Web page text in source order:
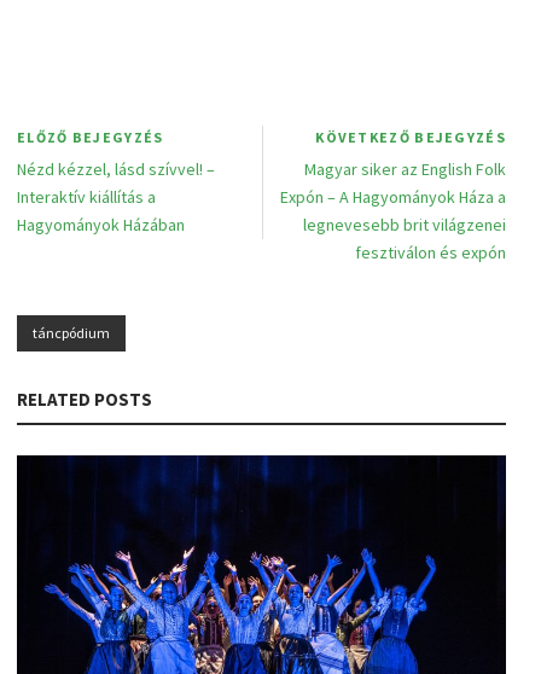
ELŐZŐ BEJEGYZÉS
Nézd kézzel, lásd szívvel! –
Interaktív kiállítás a
Hagyományok Házában
KÖVETKEZŐ BEJEGYZÉS
Magyar siker az English Folk
Expón – A Hagyományok Háza a
legnevesebb brit világzenei
fesztiválon és expón
táncpódium
RELATED POSTS